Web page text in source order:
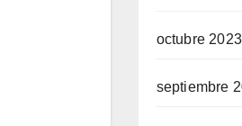
octubre 2023
septiembre